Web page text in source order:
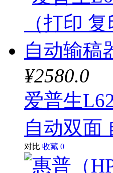
¥2580.0
爱普生
自动双面
对比 收藏 0